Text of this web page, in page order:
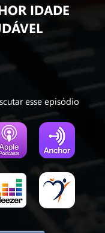
IDADE
esse episódio